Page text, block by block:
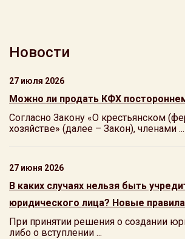
Новости
27 июля 2026
Можно ли продать КФХ
Согласно Закону «О крестьянском
хозяйстве» (далее – Закон), членами ...
27 июня 2026
В каких случаях нельзя быть
юридического лица? Новые
При принятии решения о создании
либо о вступлении ...